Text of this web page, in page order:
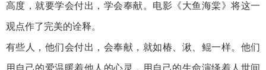
高度，就要学会付出，学会奉献。电影《大鱼海棠》将这一
观点作了完美的诠释。
有些人，他们会付出，会奉献，就如椿、湫、鲲一样。他们